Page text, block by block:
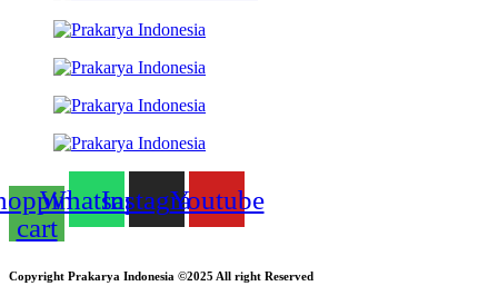
cart
WhatsappInstagramYoutube
Copyright Prakarya Indonesia ©2025 All right Reserved